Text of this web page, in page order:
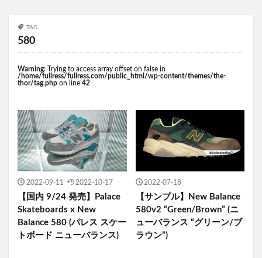
TAG
580
Warning: Trying to access array offset on false in
/home/fullress/fullress.com/public_html/wp-content/themes/the-
thor/tag.php on line 42
2022-09-11 2022-10-17
【国内 9/24 発売】Palace
Skateboards x New
Balance 580 (パレス スケー
トボード ニューバランス)
2022-07-18
【サンプル】New Balance
580v2 “Green/Brown” (ニ
ューバランス “グリーン/ブ
ラウン”)